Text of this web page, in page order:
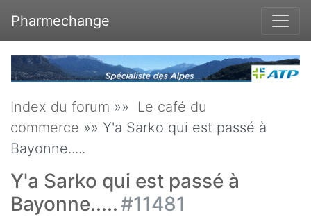
Pharmechange
Index du forum »» Le café du
commerce »» Y'a Sarko qui est passé à
Bayonne.....
Y'a Sarko qui est passé à
Bayonne.....#11481